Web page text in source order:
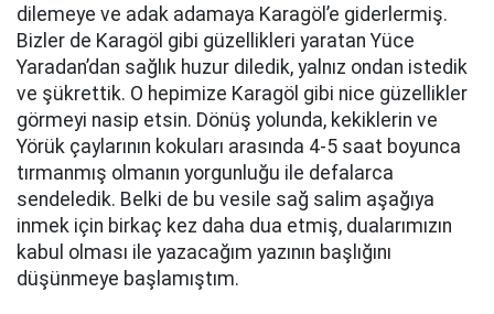
dilemeye ve adak adamaya Karagöl’e giderlermiş.
Bizler de Karagöl gibi güzellikleri yaratan Yüce
Yaradan’dan sağlık huzur diledik, yalnız ondan istedik
ve şükrettik. O hepimize Karagöl gibi nice güzellikler
görmeyi nasip etsin. Dönüş yolunda, kekiklerin ve
Yörük çaylarının kokuları arasında 4-5 saat boyunca
tırmanmış olmanın yorgunluğu ile defalarca
sendeledik. Belki de bu vesile sağ salim aşağıya
inmek için birkaç kez daha dua etmiş, dualarımızın
kabul olması ile yazacağım yazının başlığını
düşünmeye başlamıştım.